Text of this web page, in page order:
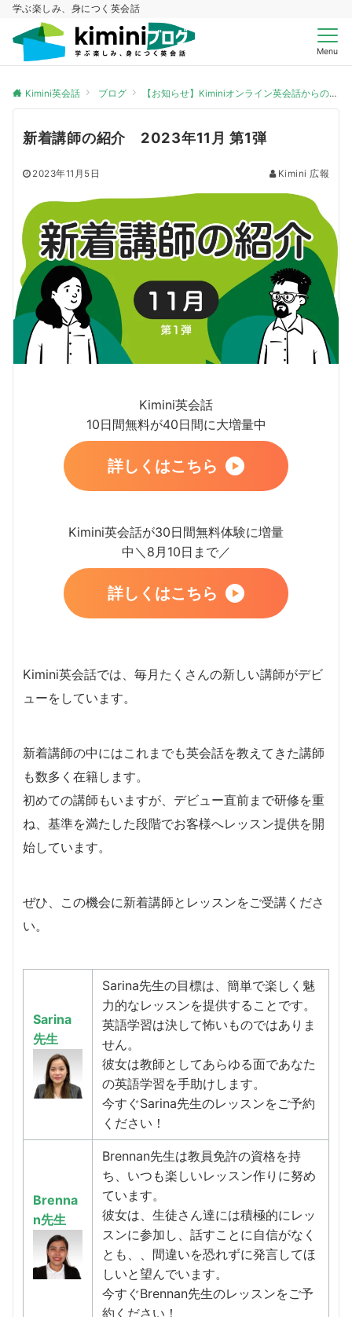
学ぶ楽しみ、身につく英会話
Menu
Kimini英会話 ブログ 【お知らせ】Kiminiオンライン英会話からのお知らせ
新着講師の紹介 2023年11月 第1弾
2023年11月5日 Kimini 広報
Kimini英会話
10日間無料が40日間に大増量中
詳しくはこちら
Kimini英会話が30日間無料体験に増量
中＼8月10日まで／
詳しくはこちら
Kimini英会話では、毎月たくさんの新しい講師がデビ
ューをしています。
新着講師の中にはこれまでも英会話を教えてきた講師
も数多く在籍します。
​初めての講師もいますが、デビュー直前まで研修を重
ね、基準を満たした段階でお客様へレッスン提供を開
始しています。
​ぜひ、この機会に新着講師とレッスンをご受講くださ
い。
Sarina
先生
Sarina先生の目標は、簡単で楽しく魅
力的なレッスンを提供することです。
英語学習は決して怖いものではありま
せん。
彼女は教師としてあらゆる面であなた
の英語学習を手助けします。
今すぐSarina先生のレッスンをご予約
ください！
Brenna
n先生
Brennan先生は教員免許の資格を持
ち、いつも楽しいレッスン作りに努め
ています。
彼女は、生徒さん達には積極的にレッ
スンに参加し、話すことに自信がなく
とも、、間違いを恐れずに発言してほ
しいと望んでいます。
今すぐBrennan先生のレッスンをご予
約ください！